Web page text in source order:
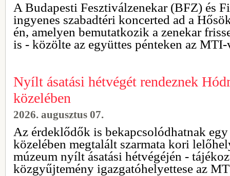
A Budapesti Fesztiválzenekar (BFZ) és
ingyenes szabadtéri koncerted ad a
én, amelyen bemutatkozik a zenekar
is - közölte az együttes pénteken az
Nyílt ásatási hétvégét rendeznek
közelében
2026. augusztus 07.
Az érdeklődők is bekapcsolódhatnak
közelében megtalált szarmata kori
múzeum nyílt ásatási hétvégéjén -
közgyűjtemény igazgatóhelyettese az